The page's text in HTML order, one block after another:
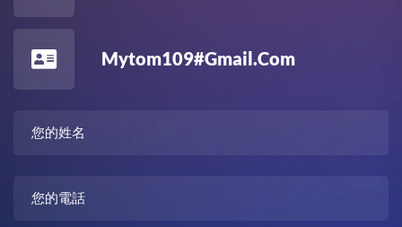
Mytom109#gmail.com